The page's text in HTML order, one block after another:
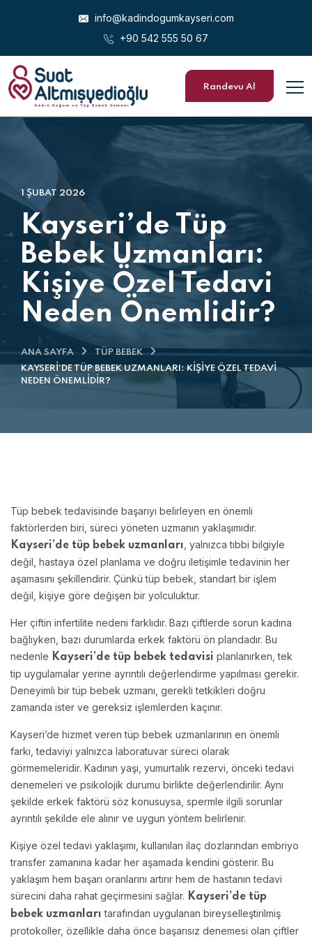
info@kadindogumkayseri.com
+90 542 555 50 67
Randevu Al
1 ŞUBAT 2026
Kayseri’de Tüp
Bebek Uzmanları:
Kişiye Özel Tedavi
Neden Önemlidir?
ANA SAYFA
TÜP BEBEK
KAYSERI’DE TÜP BEBEK UZMANLARI: KIŞIYE ÖZEL TEDAVI
NEDEN ÖNEMLIDIR?
Tüp bebek tedavisinde başarıyı belirleyen en önemli
faktörlerden biri, süreci yöneten uzmanın yaklaşımıdır.
Kayseri’de tüp bebek uzmanları , yalnızca tıbbi bilgiyle
değil, hastaya özel planlama ve doğru iletişimle tedavinin her
aşamasını şekillendirir. Çünkü tüp bebek, standart bir işlem
değil, kişiye göre değişen bir yolculuktur.
Her çiftin infertilite nedeni farklıdır. Bazı çiftlerde sorun kadına
bağlıyken, bazı durumlarda erkek faktörü ön plandadır. Bu
nedenle Kayseri’de tüp bebek tedavisi planlanırken, tek
tip uygulamalar yerine ayrıntılı değerlendirme yapılması gerekir.
Deneyimli bir tüp bebek uzmanı, gerekli tetkikleri doğru
zamanda ister ve gereksiz işlemlerden kaçınır.
Kayseri’de hizmet veren tüp bebek uzmanlarının en önemli
farkı, tedaviyi yalnızca laboratuvar süreci olarak
görmemeleridir. Kadının yaşı, yumurtalık rezervi, önceki tedavi
denemeleri ve psikolojik durumu birlikte değerlendirilir. Aynı
şekilde erkek faktörü söz konusuysa, spermle ilgili sorunlar
ayrıntılı şekilde ele alınır ve uygun yöntem belirlenir.
Kişiye özel tedavi yaklaşımı, kullanılan ilaç dozlarından embriyo
transfer zamanına kadar her aşamada kendini gösterir. Bu
yaklaşım hem başarı oranlarını artırır hem de hastanın tedavi
sürecini daha rahat geçirmesini sağlar. Kayseri’de tüp
bebek uzmanları tarafından uygulanan bireyselleştirilmiş
protokoller, özellikle daha önce başarısız denemesi olan çiftler